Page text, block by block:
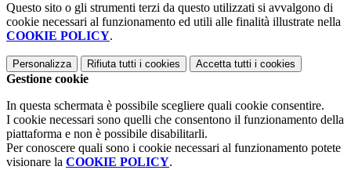
Questo sito o gli strumenti terzi da questo utilizzati si avvalgono di
cookie necessari al funzionamento ed utili alle finalità illustrate nella
COOKIE POLICY.
Personalizza Rifiuta tutti i cookies Accetta tutti i cookies
Gestione cookie
In questa schermata è possibile scegliere quali cookie consentire.
I cookie necessari sono quelli che consentono il funzionamento della
piattaforma e non è possibile disabilitarli.
Per conoscere quali sono i cookie necessari al funzionamento potete
visionare la COOKIE POLICY.